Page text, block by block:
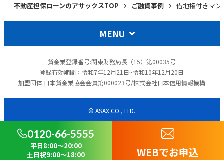
0120-66-5555
平日8:00～20:00
土日祝9:00～18:00
WEBでお申込
不動産担保ローンのアサックスTOP ご融資事例 借地権付きマ
MENU
貸金業登録番号:関東財務局長（15）第00035号
登録有効期間：令和7年12月21日~令和10年12月20日
加盟団体 日本貸金業協会会員第000023号/株式会社日本信用情報機構
© ASAX CO., LTD.